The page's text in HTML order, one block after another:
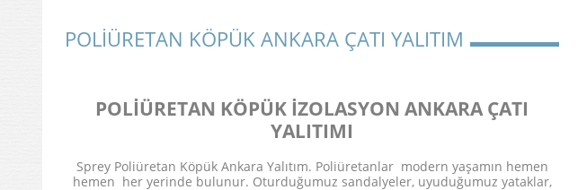
POLİÜRETAN KÖPÜK ANKARA ÇATI YALITIM
POLİÜRETAN KÖPÜK İZOLASYON ANKARA ÇATI
YALITIMI
Sprey Poliüretan Köpük Ankara Yalıtım. Poliüretanlar modern yaşamın hemen
hemen her yerinde bulunur. Oturduğumuz sandalyeler, uyuduğumuz yataklar,